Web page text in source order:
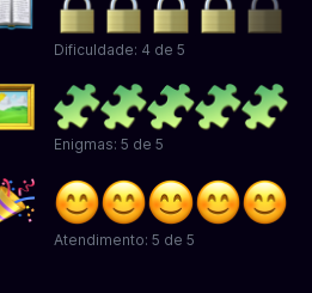
Dificuldade: 4 de 5
Enigmas: 5 de 5
Atendimento: 5 de 5